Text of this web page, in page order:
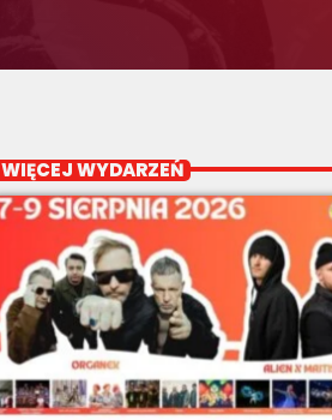
WIĘCEJ WYDARZEŃ